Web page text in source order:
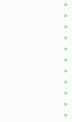
►
►
►
►
►
►
►
►
►
►
►